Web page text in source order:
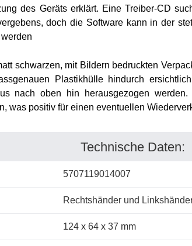
des Geräts erklärt. Eine Treiber-CD
doch die Software kann in der
schwarzen, mit Bildern bedruckten
Plastikhülle hindurch
nach oben hin herausgezogen
was positiv für einen eventuellen
Technische Daten:
5707119014007
Rechtshänder und
124 x 64 x 37 mm